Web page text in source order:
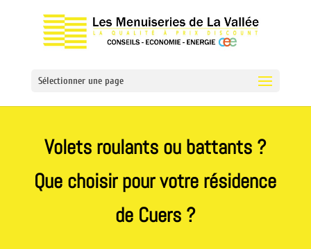
Sélectionner une page
Volets roulants ou battants ?
Que choisir pour votre résidence
de Cuers ?